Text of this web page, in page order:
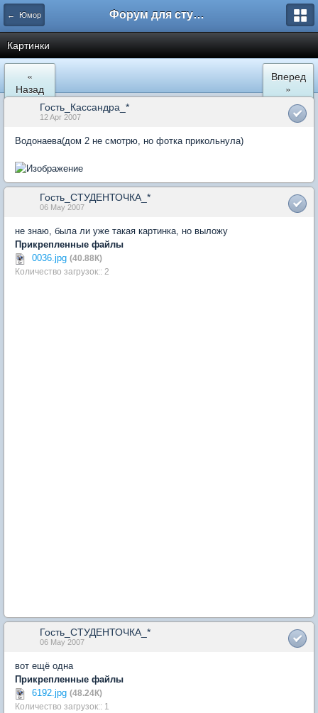
← Юмор Форум для студента СГА
Картинки
«
Назад
Вперед
»
Гость_Кассандра_*
12 Apr 2007
Водонаева(дом 2 не смотрю, но фотка прикольнула)
Гость_СТУДЕНТОЧКА_*
06 May 2007
не знаю, была ли уже такая картинка, но выложу
Прикрепленные файлы
0036.jpg (40.88К)
Количество загрузок:: 2
Гость_СТУДЕНТОЧКА_*
06 May 2007
вот ещё одна
Прикрепленные файлы
6192.jpg (48.24К)
Количество загрузок:: 1